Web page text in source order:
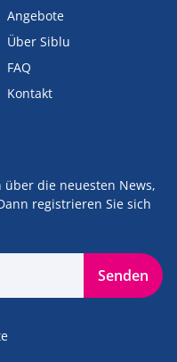
Angebote
Über Siblu
FAQ
Kontakt
die neuesten News,
registrieren Sie sich
Senden